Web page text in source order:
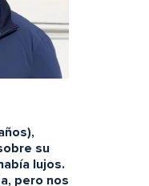
su
lujos.
pero nos